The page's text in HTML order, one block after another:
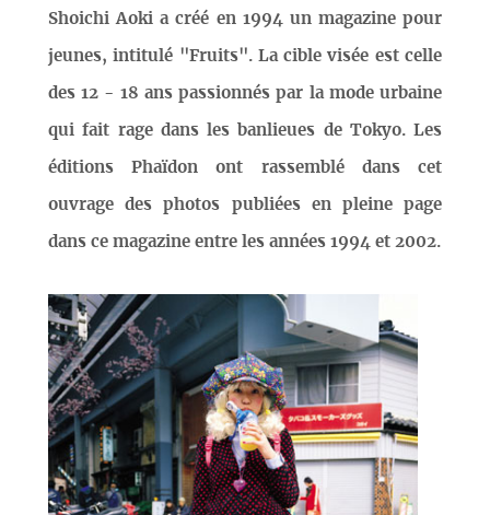
Shoichi Aoki a créé en 1994 un magazine pour
jeunes, intitulé "Fruits". La cible visée est celle
des 12 - 18 ans passionnés par la mode urbaine
qui fait rage dans les banlieues de Tokyo. Les
éditions Phaïdon ont rassemblé dans cet
ouvrage des photos publiées en pleine page
dans ce magazine entre les années 1994 et 2002.